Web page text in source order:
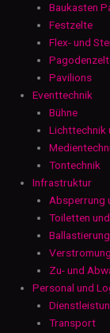
Baukasten
Festzelte
Flex- und
Pavilions
Eventtechnik
Bühne
Lichttechnik
Tontechnik
Infrastruktur
Absperrung
Toiletten
Ballastierung
Verstromung
Zu- und
Personal und
Transport